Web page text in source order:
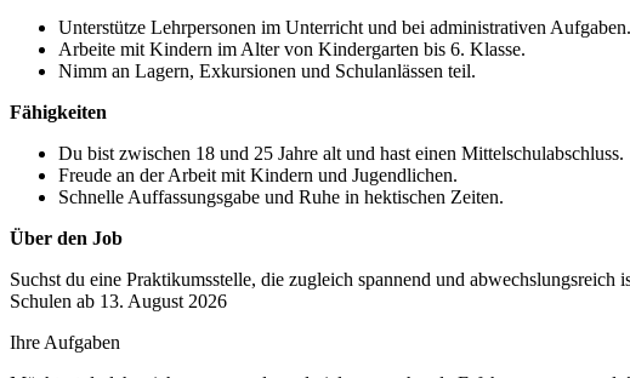
Unterstütze Lehrpersonen im Unterricht und bei administrativen Aufgaben.
Arbeite mit Kindern im Alter von Kindergarten bis 6. Klasse.
Nimm an Lagern, Exkursionen und Schulanlässen teil.
Fähigkeiten
Du bist zwischen 18 und 25 Jahre alt und hast einen Mittelschulabschluss.
Freude an der Arbeit mit Kindern und Jugendlichen.
Schnelle Auffassungsgabe und Ruhe in hektischen Zeiten.
Über den Job
Suchst du eine Praktikumsstelle, die zugleich spannend und
Schulen ab 13. August 2026
Ihre Aufgaben